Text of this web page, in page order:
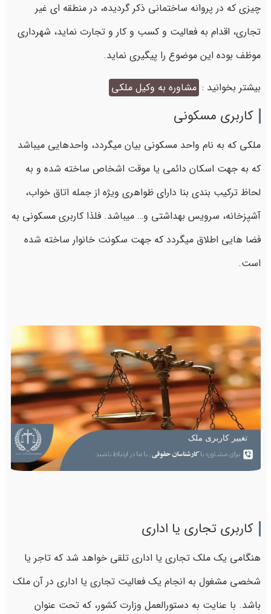
چیزی که در پروانه ساختمانی ذکر گردیده، در منطقه ای غیر
تجاری، اقدام به فعالیت و کسب و کار و تجارت نماید، شهرداری
موظف بوده این موضوع را پیگیری نماید.
بیشتر بخوانید : مشاوره به وکیل ملکی
کاربری مسکونی
ملکی که به نام واحد مسکونی بیان میگردد، واحدهایی میباشد
که به جهت اسکان دائمی یا موقت اشخاص ساخته شده و به
لحاظ ترکیب بندی بنا دارای ظواهری ویژه از جمله اتاق خواب،
آشپزخانه، سرویس بهداشتی و… میباشد. فلذا کاربری مسکونی به
فضا هایی اطلاق میگردد که جهت سکونت خانوار ساخته شده
است.
کاربری تجاری یا اداری
هنگامی یک ملک تجاری یا اداری تلقی خواهد شد که تاجر یا
شخصی مشغول به انجام یک فعالیت تجاری یا اداری در آن ملک
باشد. با عنایت به دستورالعمل وزارت کشور، که تحت عنوان